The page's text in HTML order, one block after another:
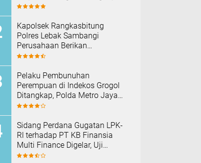
dan Hampir Satu Kilogram
Kapolsek Rangkasbitung
Polres Lebak Sambangi
Perusahaan Berikan
Himbauan Cegah Kebakaran
Pelaku Pembunuhan
Perempuan di Indekos Grogol
Ditangkap, Polda Metro Jaya
Sita Palu dan Sejumlah
Sidang Perdana Gugatan LPK-
RI terhadap PT KB Finansia
Multi Finance Digelar, Uji
Mekanisme Jaminan Fidusia